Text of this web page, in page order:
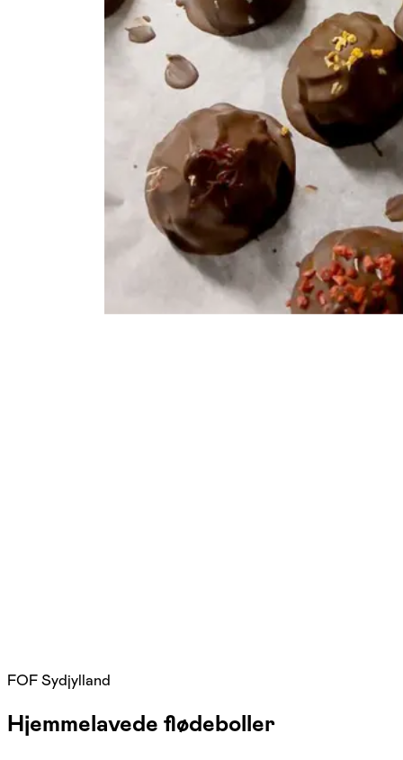
FOF Sydjylland
Hjemmelavede flødeboller